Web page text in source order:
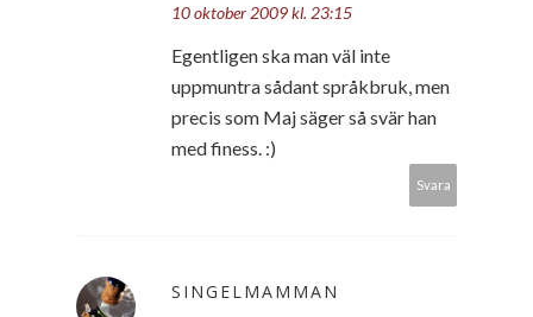
10 oktober 2009 kl. 23:15
Egentligen ska man väl inte
uppmuntra sådant språkbruk, men
precis som Maj säger så svär han
med finess. :)
Svara
SINGELMAMMAN